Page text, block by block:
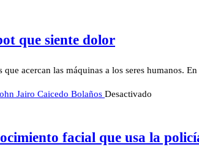
que siente dolor
que acercan las máquinas a los seres humanos.
Jairo Caicedo Bolaños Desactivado
facial que usa la